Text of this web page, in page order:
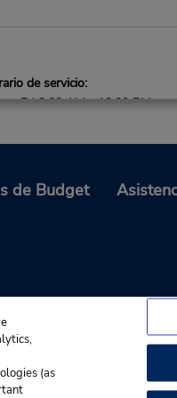
de servicio:
- Fri 8:00 AM - 12:00 PM
- 12:00 PM
pickup service available
de servicio:
- Thu 8:00 AM - 12:30 PM
1:30 PM - 5:30 PM; Fri 8:00
PM; Sat 8:00 AM - 12:00 PM
Hours
de Budget
(as